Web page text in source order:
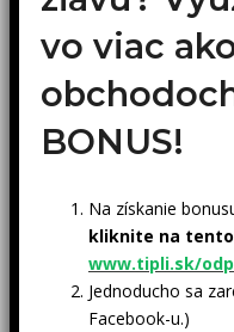
vo viac
BONUS!
Na získanie
kliknite na
www.tipli.sk/
Jednoducho sa
Facebook-u.)